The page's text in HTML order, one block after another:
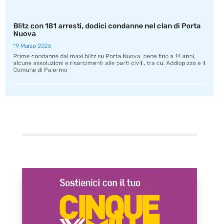
Blitz con 181 arresti, dodici condanne nel clan di Porta
Nuova
19 Marzo 2026
Prime condanne dal maxi blitz su Porta Nuova: pene fino a 14 anni,
alcune assoluzioni e risarcimenti alle parti civili, tra cui Addiopizzo e il
Comune di Palermo